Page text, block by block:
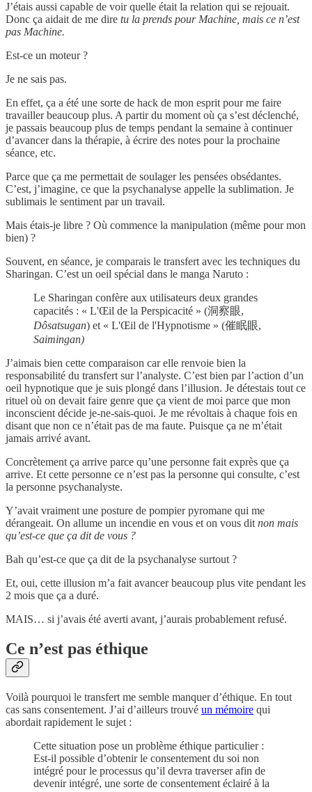
J’étais aussi capable de voir quelle était la relation qui se rejouait.
Donc ça aidait de me dire tu la prends pour Machine, mais ce n’est
pas Machine.
Est-ce un moteur ?
Je ne sais pas.
En effet, ça a été une sorte de hack de mon esprit pour me faire
travailler beaucoup plus. A partir du moment où ça s’est déclenché,
je passais beaucoup plus de temps pendant la semaine à continuer
d’avancer dans la thérapie, à écrire des notes pour la prochaine
séance, etc.
Parce que ça me permettait de soulager les pensées obsédantes.
C’est, j’imagine, ce que la psychanalyse appelle la sublimation. Je
sublimais le sentiment par un travail.
Mais étais-je libre ? Où commence la manipulation (même pour mon
bien) ?
Souvent, en séance, je comparais le transfert avec les techniques du
Sharingan. C’est un oeil spécial dans le manga Naruto :
Le Sharingan confère aux utilisateurs deux grandes
capacités : « L'Œil de la Perspicacité » (洞察眼,
Dôsatsugan) et « L'Œil de l'Hypnotisme » (催眠眼,
Saimingan)
J’aimais bien cette comparaison car elle renvoie bien la
responsabilité du transfert sur l’analyste. C’est bien par l’action d’un
oeil hypnotique que je suis plongé dans l’illusion. Je détestais tout ce
rituel où on devait faire genre que ça vient de moi parce que mon
inconscient décide je-ne-sais-quoi. Je me révoltais à chaque fois en
disant que non ce n’était pas de ma faute. Puisque ça ne m’était
jamais arrivé avant.
Concrètement ça arrive parce qu’une personne fait exprès que ça
arrive. Et cette personne ce n’est pas la personne qui consulte, c’est
la personne psychanalyste.
Y’avait vraiment une posture de pompier pyromane qui me
dérangeait. On allume un incendie en vous et on vous dit non mais
qu’est-ce que ça dit de vous ?
Bah qu’est-ce que ça dit de la psychanalyse surtout ?
Et, oui, cette illusion m’a fait avancer beaucoup plus vite pendant les
2 mois que ça a duré.
MAIS… si j’avais été averti avant, j’aurais probablement refusé.
Ce n’est pas éthique
Voilà pourquoi le transfert me semble manquer d’éthique. En tout
cas sans consentement. J’ai d’ailleurs trouvé un mémoire qui
abordait rapidement le sujet :
Cette situation pose un problème éthique particulier :
Est-il possible d’obtenir le consentement du soi non
intégré pour le processus qu’il devra traverser afin de
devenir intégré, une sorte de consentement éclairé à la